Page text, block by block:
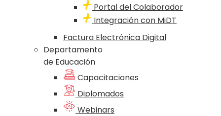
Portal del Colaborador
Integración con MiDT
Factura Electrónica Digital
Departamento
de Educación
Capacitaciones
Diplomados
Webinars